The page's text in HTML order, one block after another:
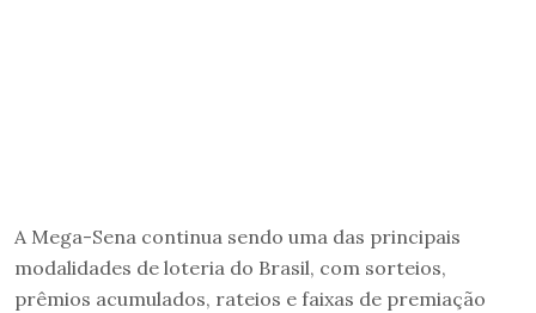
A Mega-Sena continua sendo uma das principais
modalidades de loteria do Brasil, com sorteios,
prêmios acumulados, rateios e faixas de premiação